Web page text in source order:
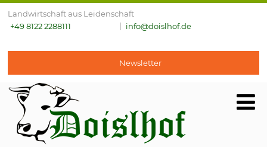
Landwirtschaft aus Leidenschaft
+49 8122 2288111
info@doislhof.de
Newsletter